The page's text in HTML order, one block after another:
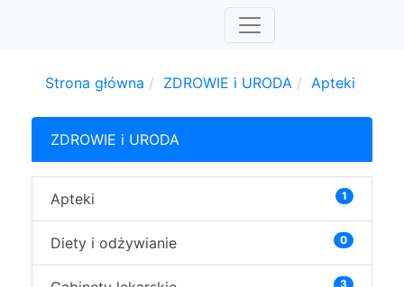
Strona główna ZDROWIE i URODA Apteki
ZDROWIE i URODA
1
Apteki
0
Diety i odżywianie
3